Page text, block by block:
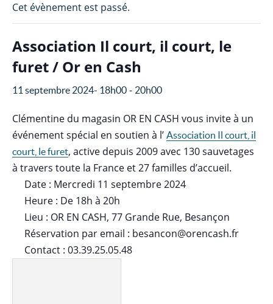
Cet évènement est passé.
Association Il court, il court, le
furet / Or en Cash
11 septembre 2024- 18h00 - 20h00
Clémentine du magasin OR EN CASH vous invite à un
événement spécial en soutien à l’ Association Il court, il
court, le furet, active depuis 2009 avec 130 sauvetages
à travers toute la France et 27 familles d’accueil.
Date : Mercredi 11 septembre 2024
Heure : De 18h à 20h
Lieu : OR EN CASH, 77 Grande Rue, Besançon
Réservation par email : besancon@orencash.fr
Contact : 03.39.25.05.48